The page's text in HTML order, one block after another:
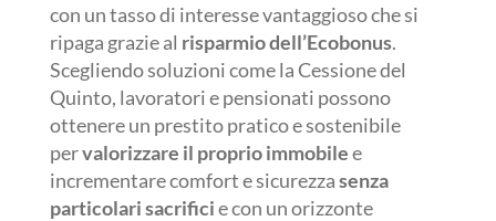
con un tasso di interesse vantaggioso che si
ripaga grazie al risparmio dell’Ecobonus.
Scegliendo soluzioni come la Cessione del
Quinto, lavoratori e pensionati possono
ottenere un prestito pratico e sostenibile
pervalorizzare il proprio immobilee
incrementare comfort e sicurezzasenza
particolari sacrificie con un orizzonte